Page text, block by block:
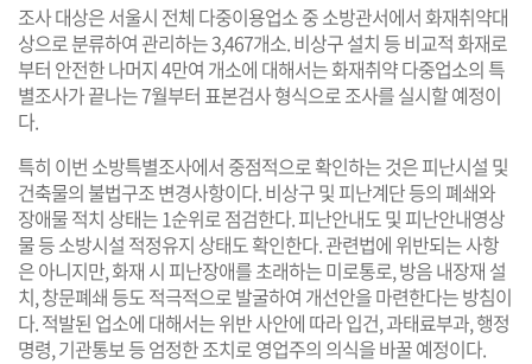
조사 대상은 서울시 전체 다중이용업소 중 소방관서에서 화재취약대
상으로 분류하여 관리하는 3,467개소. 비상구 설치 등 비교적 화재로
부터 안전한 나머지 4만여 개소에 대해서는 화재취약 다중업소의 특
별조사가 끝나는 7월부터 표본검사 형식으로 조사를 실시할 예정이
다.
특히 이번 소방특별조사에서 중점적으로 확인하는 것은 피난시설 및
건축물의 불법구조 변경사항이다. 비상구 및 피난계단 등의 폐쇄와
장애물 적치 상태는 1순위로 점검한다. 피난안내도 및 피난안내영상
물 등 소방시설 적정유지 상태도 확인한다. 관련법에 위반되는 사항
은 아니지만, 화재 시 피난장애를 초래하는 미로통로, 방음 내장재 설
치, 창문폐쇄 등도 적극적으로 발굴하여 개선안을 마련한다는 방침이
다. 적발된 업소에 대해서는 위반 사안에 따라 입건, 과태료부과, 행정
명령, 기관통보 등 엄정한 조치로 영업주의 의식을 바꿀 예정이다.